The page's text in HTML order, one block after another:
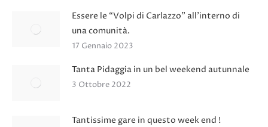
Essere le “Volpi di Carlazzo” all’interno di
una comunità.
17 Gennaio 2023
Tanta Pidaggia in un bel weekend autunnale
3 Ottobre 2022
Tantissime gare in questo week end !